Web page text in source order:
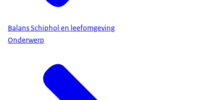
Balans Schiphol en leefomgeving
Onderwerp